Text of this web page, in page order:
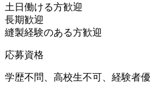
土日働ける方歓迎
長期歓迎
縫製経験のある方歓迎
応募資格
学歴不問、高校生不可、経験者